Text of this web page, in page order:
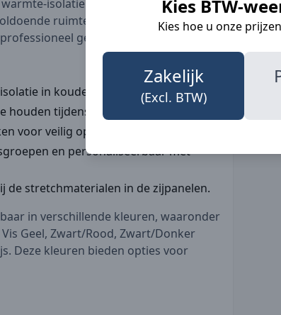
Kies BTW-
Kies hoe u onze
Zakelijk
(Excl. BTW)
isolatie en is het
ruimte voor een bedrijfslogo,
gebruik.
in koude omstandigheden.
tijdens regenachtige dagen.
voor veilig opbergen van spullen.
en personaliseerbaar met
de stretchmaterialen in de zijpanelen.
in verschillende kleuren, waaronder
Geel, Zwart/Rood, Zwart/Donker
Deze kleuren bieden opties voor